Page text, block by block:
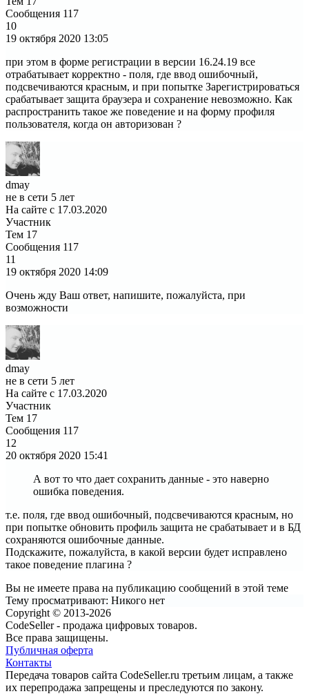
Сообщения 117
10
19 октября 2020 13:05
при этом в форме регистрации в версии 16.24.19 все
отрабатывает корректно - поля, где ввод ошибочный,
подсвечиваются красным, и при попытке Зарегистрироваться
срабатывает защита браузера и сохранение невозможно. Как
распространить такое же поведение и на форму профиля
пользователя, когда он авторизован ?
dmay
не в сети 5 лет
На сайте с 17.03.2020
Участник
Тем 17
Сообщения 117
11
19 октября 2020 14:09
Очень жду Ваш ответ, напишите, пожалуйста, при
возможности
dmay
не в сети 5 лет
На сайте с 17.03.2020
Участник
Тем 17
Сообщения 117
12
20 октября 2020 15:41
А вот то что дает сохранить данные - это наверно
ошибка поведения.
т.е. поля, где ввод ошибочный, подсвечиваются красным, но
при попытке обновить профиль защита не срабатывает и в БД
сохраняются ошибочные данные.
Подскажите, пожалуйста, в какой версии будет исправлено
такое поведение плагина ?
Вы не имеете права на публикацию сообщений в этой теме
Тему просматривают: Никого нет
Copyright © 2013-2026
CodeSeller - продажа цифровых товаров.
Все права защищены.
Публичная оферта
Контакты
Передача товаров сайта CodeSeller.ru третьим лицам, а также
их перепродажа запрещены и преследуются по закону.